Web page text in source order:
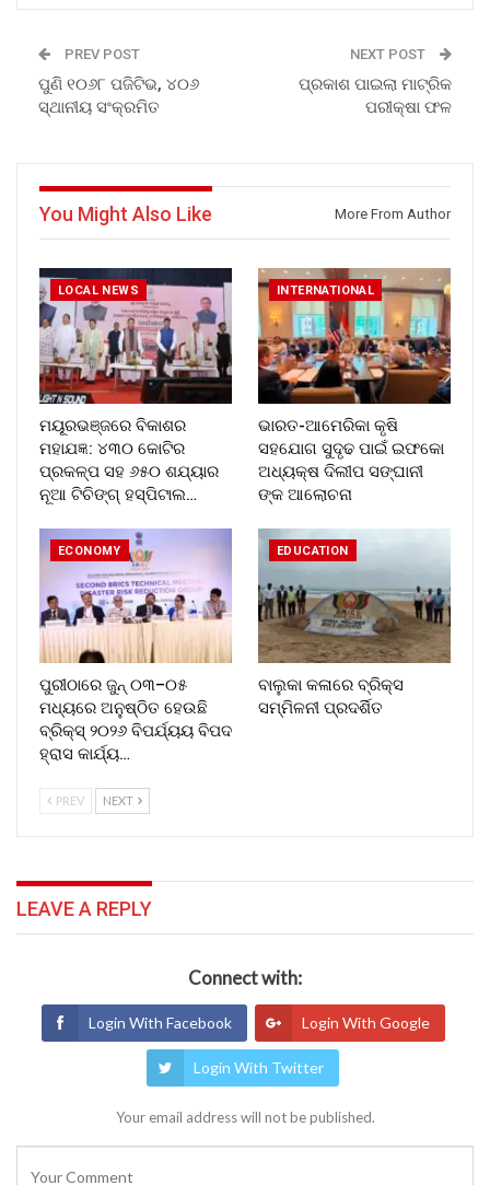
PREV POST
ପୁଣି ୧୦୬୮ ପଜିଟିଭ, ୪୦୬
ସ୍ଥାନୀୟ ସଂକ୍ରମିତ
NEXT POST
ପ୍ରକାଶ ପାଇଲା ମାଟ୍ରିକ
ପରୀକ୍ଷା ଫଳ
You Might Also Like More From Author
LOCAL NEWS
ମୟୂରଭଞ୍ଜରେ ବିକାଶର
ମହାଯଜ୍ଞ: ୪୩୦ କୋଟିର
ପ୍ରକଳ୍ପ ସହ ୬୫୦ ଶଯ୍ୟାର
ନୂଆ ଟିଚିଙ୍ଗ୍ ହସ୍ପିଟାଲ…
INTERNATIONAL
ଭାରତ-ଆମେରିକା କୃଷି
ସହଯୋଗ ସୁଦୃଢ ପାଇଁ ଇଫକୋ
ଅଧ୍ୟକ୍ଷ ଦିଲୀପ ସଙ୍ଘାନୀ
ଙ୍କ ଆଲୋଚନା
ECONOMY
ପୁରୀଠାରେ ଜୁନ୍ ୦୩–୦୫
ମଧ୍ୟରେ ଅନୁଷ୍ଠିତ ହେଉଛି
ବ୍ରିକ୍ସ୍ ୨୦୨୬ ବିପର୍ଯ୍ୟୟ ବିପଦ
ହ୍ରାସ କାର୍ଯ୍ୟ…
EDUCATION
ବାଲୁକା କଳାରେ ବ୍ରିକ୍ସ
ସମ୍ମିଳନୀ ପ୍ରଦର୍ଶିତ
PREV NEXT
LEAVE A REPLY
Connect with:
Login With Facebook Login With Google
Login With Twitter
Your email address will not be published.